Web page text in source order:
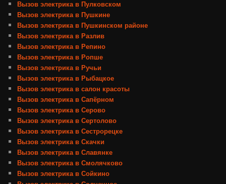
Вызов электрика в Пулковском
Вызов электрика в Пушкине
Вызов электрика в Пушкинском районе
Вызов электрика в Разлив
Вызов электрика в Репино
Вызов электрика в Ропше
Вызов электрика в Ручьи
Вызов электрика в Рыбацкое
Вызов электрика в салон красоты
Вызов электрика в Сапёрном
Вызов электрика в Серово
Вызов электрика в Сертолово
Вызов электрика в Сестрорецке
Вызов электрика в Скачки
Вызов электрика в Славянке
Вызов электрика в Смолячково
Вызов электрика в Сойкино